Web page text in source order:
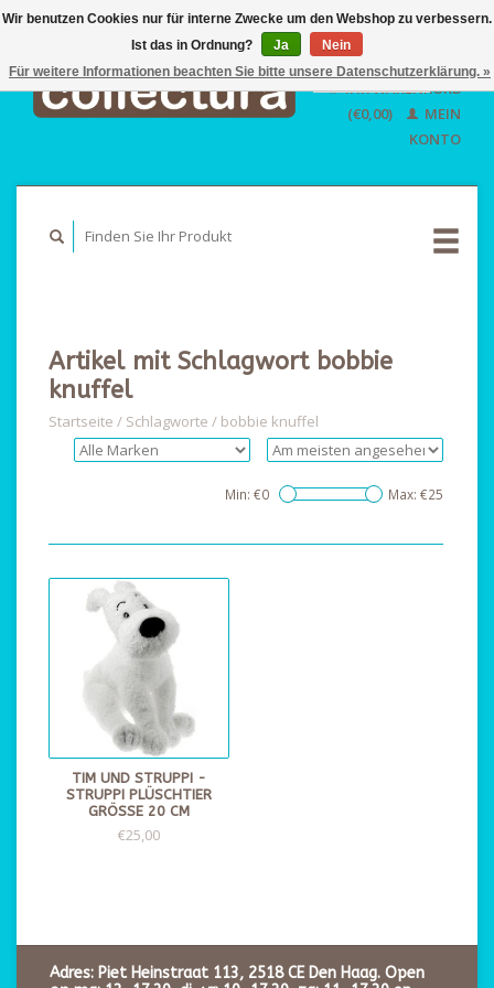
EUR
GBP
USD
Deutsch
English
IHR WARENKORB
(€0,00)
MEIN
KONTO
Artikel mit Schlagwort bobbie
knuffel
Startseite / Schlagworte / bobbie knuffel
Min: €0 Max: €25
TIM UND STRUPPI -
STRUPPI PLÜSCHTIER
GRÖSSE 20 CM
€25,00
Adres: Piet Heinstraat 113, 2518 CE Den Haag. Open
Wir benutzen Cookies nur für interne Zwecke um den Webshop zu verbessern.
Ist das in Ordnung?
Ja
Nein
Für weitere Informationen beachten Sie bitte unsere Datenschutzerklärung. »